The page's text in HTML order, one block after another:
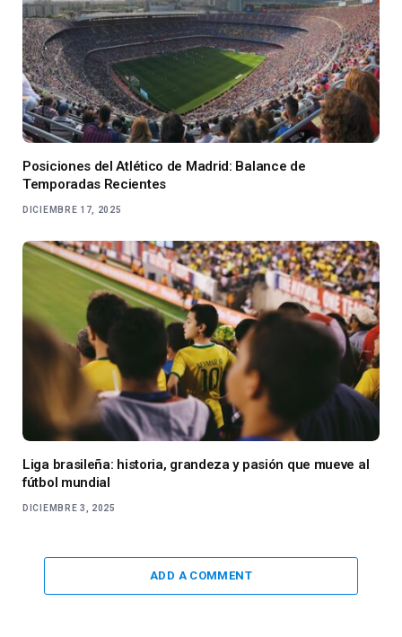
Posiciones del Atlético de Madrid: Balance de
Temporadas Recientes
DICIEMBRE 17, 2025
Liga brasileña: historia, grandeza y pasión que mueve al
fútbol mundial
DICIEMBRE 3, 2025
ADD A COMMENT